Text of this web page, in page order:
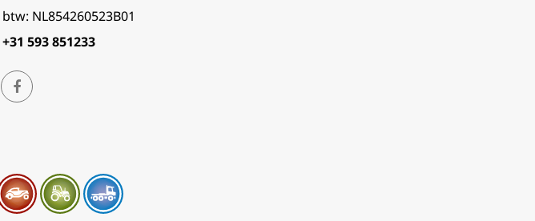
btw: NL854260523B01
+31 593 851233